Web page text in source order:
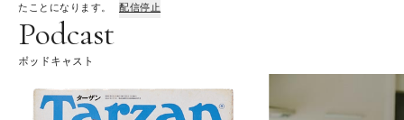
たことになります。
配信停止
Podcast
ポッドキャスト